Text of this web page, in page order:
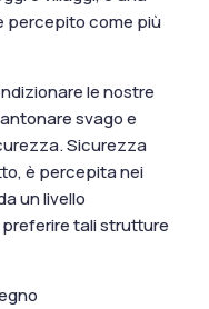
percepito come più
le nostre
svago e
Sicurezza
è percepita nei
un livello
tali strutture